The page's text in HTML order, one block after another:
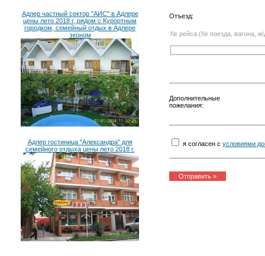
Адлер частный сектор "АИС" в Адлере
цены лето 2018 г, рядом с Курортным
городком, семейный отдых в Адлере
эконом
Адлер гостиница "Александра" для
семейного отдыха цены лето 2018 г.
Отъезд:
№ рейса (№ поезда, вагона, ж/
Дополнительные
пожелания:
я согласен с условиями